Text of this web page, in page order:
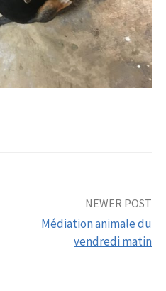
NEWER POST
Médiation animale du
vendredi matin